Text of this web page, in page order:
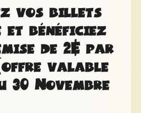
vos billets
et bénéficiez
de 2€ par
valable
30 Novembre